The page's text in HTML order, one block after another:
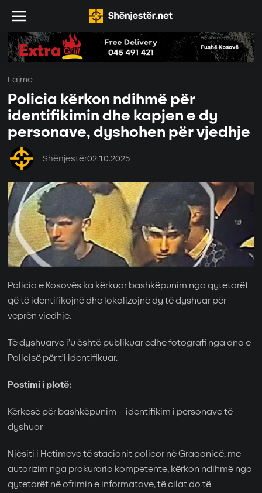
Lajme
Policia kërkon ndihmë për
identifikimin dhe kapjen e dy
personave, dyshohen për vjedhje
Shënjestër02.10.2025
Policia e Kosovës ka kërkuar bashkëpunim nga qytetarët
që të identifikojnë dhe lokalizojnë dy të dyshuar për
veprën vjedhje.
Të dyshuarve i’u është publikuar edhe fotografi nga ana e
Policisë për t’i identifikuar.
Postimi i plotë:
Kërkesë për bashkëpunim – identifikim i personave të
dyshuar
Njësiti i Hetimeve të stacionit policor në Graqanicë, me
autorizim nga prokuroria kompetente, kërkon ndihmë nga
qytetarët në ofrimin e informatave, të cilat do të